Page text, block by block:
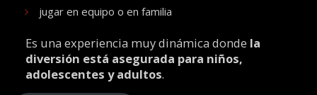
jugar en equipo o en familia
Es una experiencia muy dinámica donde la
diversión está asegurada para niños,
adolescentes y adultos.